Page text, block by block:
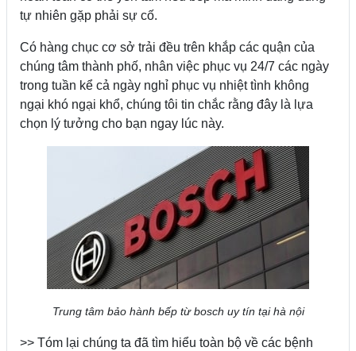
tự nhiên gặp phải sự cố.
Có hàng chục cơ sở trải đều trên khắp các quận của
chúng tâm thành phố, nhân việc phục vụ 24/7 các ngày
trong tuần kể cả ngày nghỉ phục vụ nhiệt tình không
ngại khó ngại khổ, chúng tôi tin chắc rằng đây là lựa
chọn lý tưởng cho bạn ngay lúc này.
Trung tâm bảo hành bếp từ bosch uy tín tại hà nội
>> Tóm lại chúng ta đã tìm hiểu toàn bộ về các bệnh